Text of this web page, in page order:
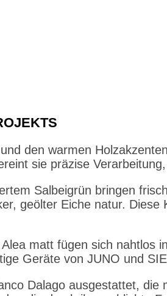
den warmen
sie präzise
Salbeigrün bringen
geölter Eiche natur.
matt fügen sich nahtlos
Geräte von JUNO und
Dalago ausgestattet,